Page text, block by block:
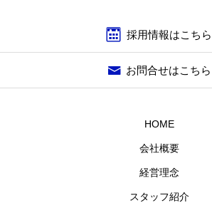
採用情報はこちら
お問合せはこちら
HOME
会社概要
経営理念
スタッフ紹介